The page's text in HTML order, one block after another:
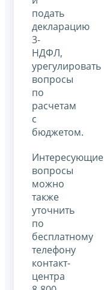
подать
декларацию
3-
НДФЛ,
урегулировать
вопросы
по
расчетам
с
бюджетом.
Интересующие
вопросы
можно
также
уточнить
по
бесплатному
телефону
контакт-
центра